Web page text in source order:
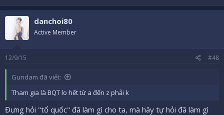
danchoi80
Active Member
12/9/15 #48
Gundam đã viết:
Tham gia là BQT lo hết từ a đến z phải k
Đưng hỏi "tổ quốc" đã làm gì cho ta, mà hãy tự hỏi đã làm gì